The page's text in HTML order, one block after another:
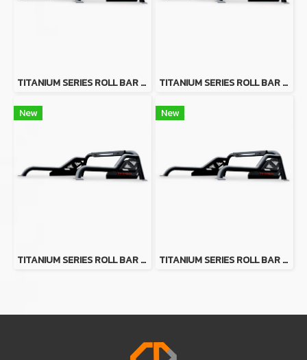
TITANIUM SERIES ROLL BAR FOR TOYOTA HILUX VIGO TITANIUM SERIES ROLL BAR FOR TOYOTA HILUX TIGER
New
TITANIUM SERIES ROLL BAR FOR FORD RANGER
New
TITANIUM SERIES ROLL BAR FOR FOR ISUZU D-MAX 2020+